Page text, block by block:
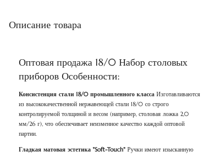
Описание товара
Оптовая продажа 18/0 Набор столовых
приборов Особенности:
Консистенция стали 18/0 промышленного классаИзготавливаются
из высококачественной нержавеющей стали 18/0 со строго
контролируемой толщиной и весом (например, столовая ложка 2,0
мм/26 г), что обеспечивает неизменное качество каждой оптовой
партии.
Гладкая матовая эстетика "Soft-Touch"Ручки имеют изысканную